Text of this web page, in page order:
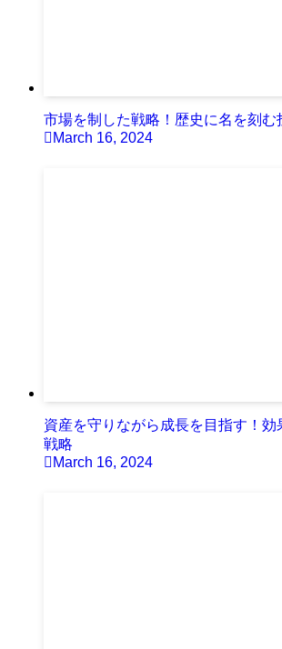
市場を制した戦略！歴史に名を刻む
March 16, 2024
資産を守りながら成長を目指す！効
戦略
March 16, 2024